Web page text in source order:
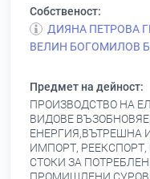
Собственост:
ДИЯНА ПЕТРОВА
ВЕЛИН БОГОМИЛОВ
Предмет на дейност:
ПРОИЗВОДСТВО НА
ВИДОВЕ
ЕНЕРГИЯ,ВЪТРЕШНА
ИМПОРТ,
СТОКИ ЗА